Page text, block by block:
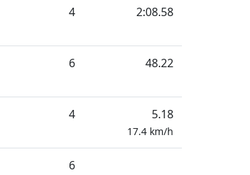
4 2:08.58
6 48.22
4 5.18
17.4 km/h
6